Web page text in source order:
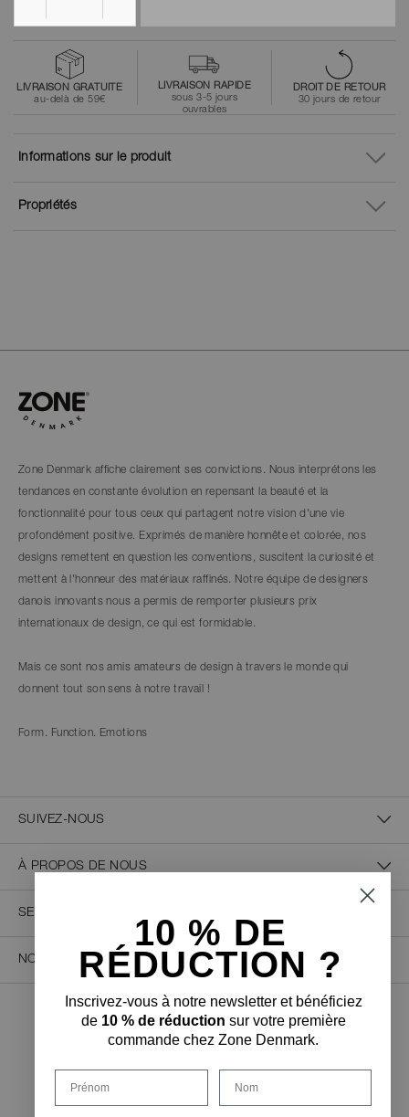
LIVRAISON GRATUITE
au-delà de 59€
LIVRAISON RAPIDE
sous 3-5 jours
ouvrables
DROIT DE RETOUR
30 jours de retour
Propriétés
Informations sur le produit
Zone Denmark affiche clairement ses convictions. Nous interprétons les
tendances en constante évolution en repensant la beauté et la
fonctionnalité pour tous ceux qui partagent notre vision d'une vie
profondément positive. Exprimés de manière honnête et colorée, nos
designs remettent en question les conventions, suscitent la curiosité et
mettent à l'honneur des matériaux raffinés. Notre équipe de designers
danois innovants nous a permis de remporter plusieurs prix
internationaux de design, ce qui est formidable.
Mais ce sont nos amis amateurs de design à travers le monde qui
donnent tout son sens à notre travail !
Form. Function. Emotions
SUIVEZ-NOUS
À PROPOS DE NOUS
SERVICE CLIENT
NOUS CONTACTER
PAIEMENT SÉCURISÉ
10 % DE
RÉDUCTION ?
Inscrivez-vous à notre newsletter et bénéficiez
de 10 % de réduction sur votre première
commande chez Zone Denmark.
Prénom Nom